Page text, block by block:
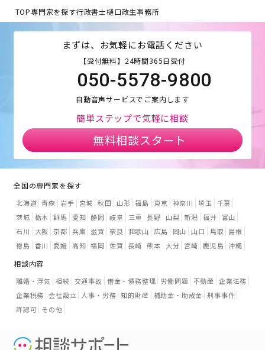
TOP専門家を探す行政書士樋口政生事務所
まずは、お気軽にお電話ください
【受付無料】24時間365日受付
050-5578-9800
自動音声サービスでご案内します
簡単ステップで気軽に相談
無料相談スタート
全国の専門家を探す
北海道 青森 岩手 宮城 秋田 山形 福島 東京 神奈川 埼玉
千葉
茨城 栃木 群馬 愛知 静岡 岐阜 三重 長野 山梨 新潟 福井
富山
石川
大阪 京都 兵庫 滋賀 奈良 和歌山 広島 岡山 山口 鳥取
島根
徳島 香川 愛媛 高知 福岡 佐賀 長崎 熊本 大分 宮崎 鹿児島 沖縄
相談内容
離婚・浮気 相続 交通事故 借金・債務整理 労働問題 不動産 企業法務
企業税務 会社設立 人事・労務 知的財産 補助金・助成金 刑事事件
許認可 その他